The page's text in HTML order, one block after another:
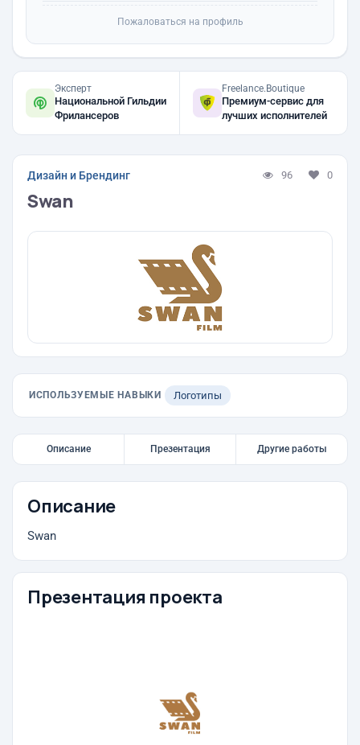
Пожаловаться на профиль
Эксперт
Национальной Гильдии
Фрилансеров
Freelance.Boutique
Премиум-сервис для
лучших исполнителей
Дизайн и Брендинг 96 0
Swan
ИСПОЛЬЗУЕМЫЕ НАВЫКИ Логотипы
Описание Презентация Другие работы
Описание
Swan
Презентация проекта